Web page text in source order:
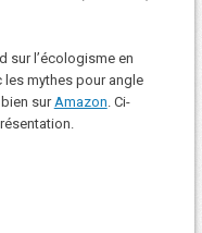
sur l’écologisme en
les mythes pour angle
surAmazon . Ci-